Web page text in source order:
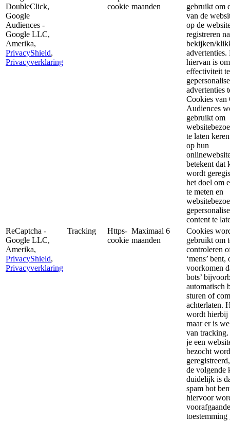
DoubleClick,
Google
Audiences -
Google LLC,
Amerika,
PrivacyShield,
Privacyverklaring
cookie maanden
gebruikt om
van de
op de
registreren na
bekijken/
advertenties.
hiervan is
effectiviteit
advertenties
Cookies van
Audiences
gebruikt om
te laten
op hun
betekent dat
wordt
het doel om
te meten en
content te
ReCaptcha -
Google LLC,
Amerika,
PrivacyShield,
Privacyverklaring
Tracking
Https-
cookie
Maximaal 6
maanden
Cookies
gebruikt om
controleren
‘mens’ bent,
voorkomen
bots’
automatisch
sturen of
achterlaten.
wordt hierbij
maar er is
van
je een
bezocht
de volgende
duidelijk is
spam bot
hiervoor
voorafgaande
toestemming